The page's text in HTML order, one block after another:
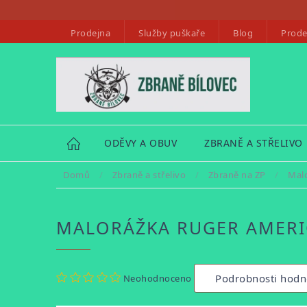
Prodejna Služby puškaře Blog
HOME ODĚVY A OBUV ZBRANĚ A STŘELIVO
Domů / Zbraně a střelivo / Zbraně na ZP /
MALORÁŽKA RUGER
hodnocení
Neohodnoceno Podrobnosti